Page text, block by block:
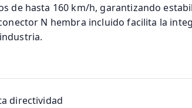
de hasta 160 km/h, garantizando
N hembra incluido facilita la
directividad